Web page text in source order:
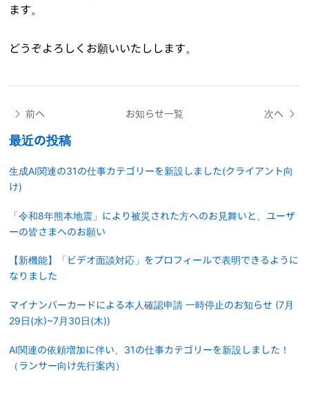
ます。
どうぞよろしくお願いいたしします。
前へ お知らせ一覧 次へ
最近の投稿
生成AI関連の31の仕事カテゴリーを新設しました(クライアント向
け)
「令和8年熊本地震」により被災された方へのお見舞いと、ユーザ
ーの皆さまへのお願い
【新機能】「ビデオ面談対応」をプロフィールで表明できるように
なりました
マイナンバーカードによる本人確認申請 一時停止のお知らせ (7月
29日(水)~7月30日(木))
AI関連の依頼増加に伴い、31の仕事カテゴリーを新設しました！
（ランサー向け先行案内）